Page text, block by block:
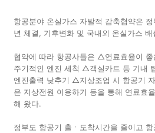
항공분야 온실가스 자발적 감축협약은
년 체결, 기후변화 및 국내외 온실가스
협약에 따라 항공사들은 △연료효율이
주기적인 엔진 세척 △객실카트 등 기내
엔진출력 낮추기 △지상조업 시 항공기
은 지상전원 이용하기 등을 통해 연료효
해 왔다.
정부도 항공기 출ㆍ도착시간을 줄이고